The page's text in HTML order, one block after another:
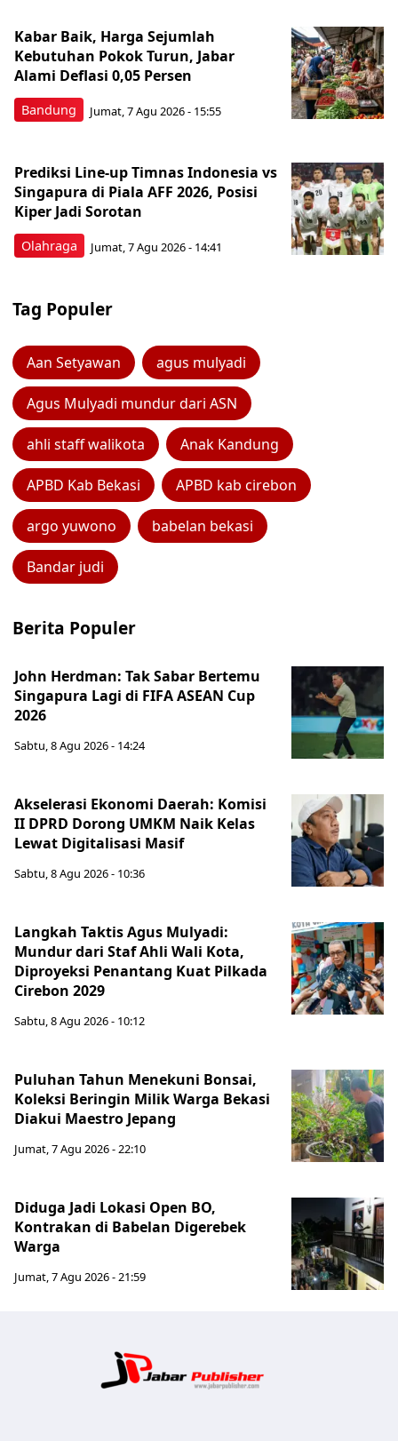
Bandung
Kabar Baik, Harga Sejumlah
Kebutuhan Pokok Turun, Jabar
Alami Deflasi 0,05 Persen
Jumat, 7 Agu 2026 - 15:55
Olahraga
Prediksi Line-up Timnas Indonesia vs
Singapura di Piala AFF 2026, Posisi
Kiper Jadi Sorotan
Jumat, 7 Agu 2026 - 14:41
Tag Populer
Aan Setyawan agus mulyadi
Agus Mulyadi mundur dari ASN
ahli staff walikota Anak Kandung
APBD Kab Bekasi APBD kab cirebon
argo yuwono babelan bekasi
Bandar judi
Berita Populer
John Herdman: Tak Sabar Bertemu
Singapura Lagi di FIFA ASEAN Cup
2026
Sabtu, 8 Agu 2026 - 14:24
Akselerasi Ekonomi Daerah: Komisi
II DPRD Dorong UMKM Naik Kelas
Lewat Digitalisasi Masif
Sabtu, 8 Agu 2026 - 10:36
Langkah Taktis Agus Mulyadi:
Mundur dari Staf Ahli Wali Kota,
Diproyeksi Penantang Kuat Pilkada
Cirebon 2029
Sabtu, 8 Agu 2026 - 10:12
Puluhan Tahun Menekuni Bonsai,
Koleksi Beringin Milik Warga Bekasi
Diakui Maestro Jepang
Jumat, 7 Agu 2026 - 22:10
Diduga Jadi Lokasi Open BO,
Kontrakan di Babelan Digerebek
Warga
Jumat, 7 Agu 2026 - 21:59